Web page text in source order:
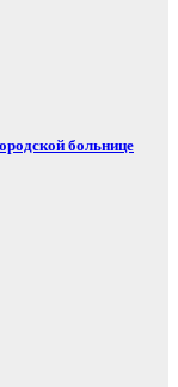
больнице